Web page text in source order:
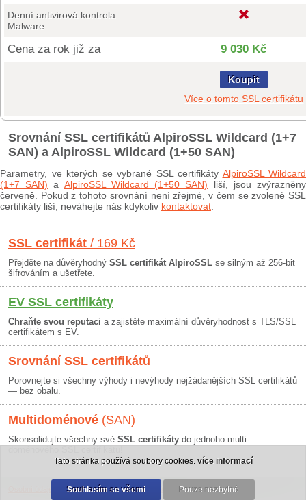
Denní antivirová kontrola
Malware
Cena za rok již za 9 030 Kč
Koupit
Více o tomto SSL certifikátu
Srovnání SSL certifikátů AlpiroSSL Wildcard (1+7
SAN) a AlpiroSSL Wildcard (1+50 SAN)
Parametry, ve kterých se vybrané SSL certifikáty AlpiroSSL Wildcard
(1+7 SAN) a AlpiroSSL Wildcard (1+50 SAN) liší, jsou zvýrazněny
červeně. Pokud z tohoto srovnání není zřejmé, v čem se zvolené SSL
certifikáty liší, neváhejte nás kdykoliv kontaktovat
SSL certifikát / 169 Kč
Přejděte na důvěryhodný SSL certifikát AlpiroSSL se silným až 256-bit
šifrováním a ušetřete.
EV SSL certifikáty
Chraňte svou reputaci a zajistěte maximální důvěryhodnost s TLS/SSL
certifikátem s EV.
Srovnání SSL certifikátů
Porovnejte si všechny výhody i nevýhody nejžádanějších SSL certifikátů
— bez obalu.
Multidoménové (SAN)
Skonsolidujte všechny své SSL certifikáty do jednoho multi-
Obchodní podmínky|30 dní záruka
Tato stránka používá soubory cookies. více informací
Souhlasím se všemi Pouze nezbytné